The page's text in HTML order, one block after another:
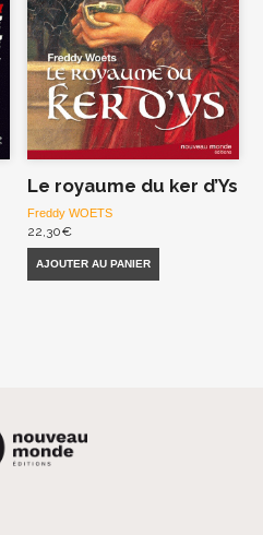
Le royaume du ker d’Ys
Freddy WOETS
22,30€
AJOUTER AU PANIER